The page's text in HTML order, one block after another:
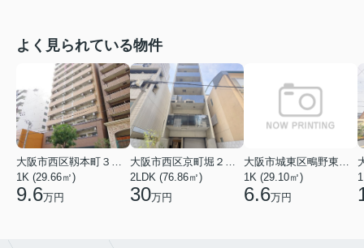
よく見られている物件
大阪市西区靱本町３丁目
1K (29.66㎡)
9.6万円
大阪市西区京町堀２丁目
2LDK (76.86㎡)
30万円
大阪市城東区鴫野東３丁目
1K (29.10㎡)
6.6万円